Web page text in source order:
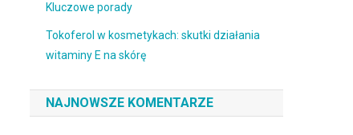
Kluczowe porady
Tokoferol w kosmetykach: skutki działania
witaminy E na skórę
NAJNOWSZE KOMENTARZE